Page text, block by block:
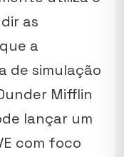
as
a
de simulação
Mifflin
lançar um
com foco